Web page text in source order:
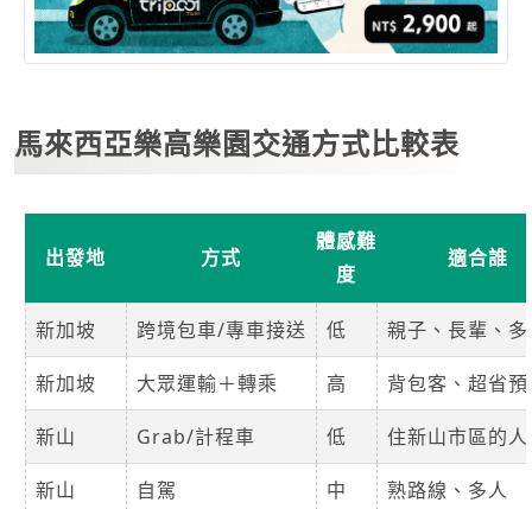
馬來西亞樂高樂園交通方式比較表
出發地 方式
體感難
度
適合誰
新加坡 跨境包車/專車接送 低 親子、長輩、
新加坡 大眾運輸＋轉乘 高 背包客、超省
新山 Grab/計程車 低 住新山市區的人
新山 自駕 中 熟路線、多人